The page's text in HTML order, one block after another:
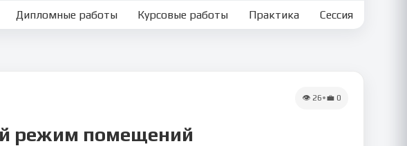
Дипломные работы Курсовые работы Практика Сессия
👁 26•💼 0
режим помещений